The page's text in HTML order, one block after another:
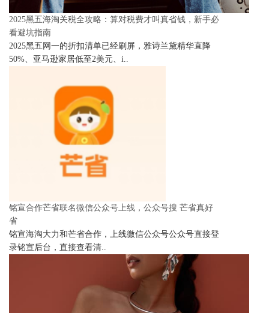
2025黑五海淘关税全攻略：算对税费才叫真省钱，新手必
看避坑指南
2025黑五网一的折扣清单已经刷屏，雅诗兰黛精华直降
50%、亚马逊家居低至2美元、i..
铭宣合作芒省联名微信公众号上线，公众号搜 芒省真好
省
铭宣海淘大力和芒省合作，上线微信公众号公众号直接登
录铭宣后台，直接查看清..